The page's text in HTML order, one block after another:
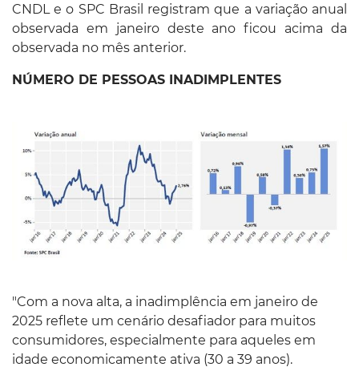
CNDL e o SPC Brasil registram que a variação anual
observada em janeiro deste ano ficou acima da
observada no mês anterior.
NÚMERO DE PESSOAS INADIMPLENTES
"Com a nova alta, a inadimplência em janeiro de
2025 reflete um cenário desafiador para muitos
consumidores, especialmente para aqueles em
idade economicamente ativa (30 a 39 anos).